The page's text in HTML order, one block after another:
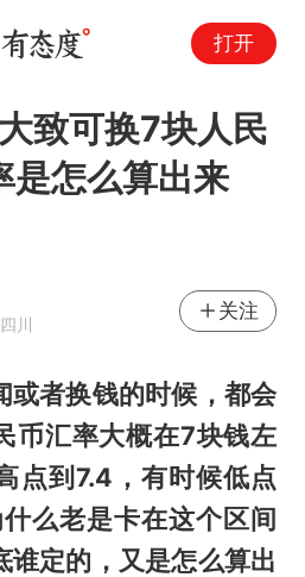
打开
致可换7块人民
是怎么算出来
四川
关注
或者换钱的时候，都会
币汇率大概在7块钱左
点到7.4，有时候低点
么老是卡在这个区间
谁定的，又是怎么算出